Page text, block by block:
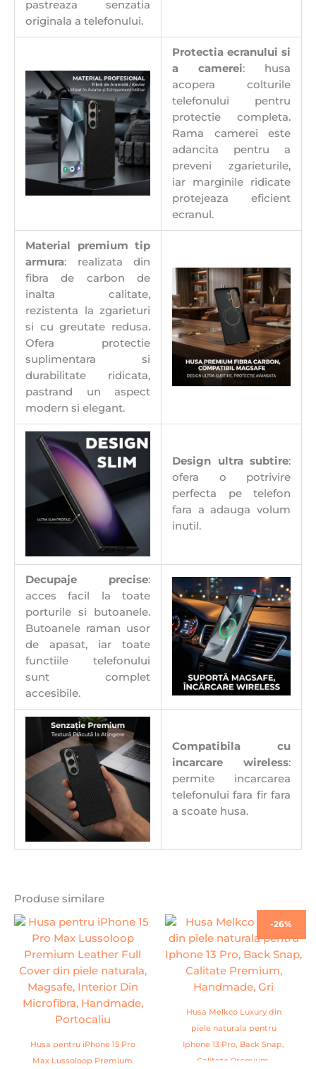
pastreaza senzatia
originala a telefonului.
Protectia ecranului si
a camerei: husa
acopera colturile
telefonului pentru
protectie completa.
Rama camerei este
adancita pentru a
preveni zgarieturile,
iar marginile ridicate
protejeaza eficient
ecranul.
Material premium tip
armura: realizata din
fibra de carbon de
inalta calitate,
rezistenta la zgarieturi
si cu greutate redusa.
Ofera protectie
suplimentara si
durabilitate ridicata,
pastrand un aspect
modern si elegant.
Design ultra subtire:
ofera o potrivire
perfecta pe telefon
fara a adauga volum
inutil.
Decupaje precise:
acces facil la toate
porturile si butoanele.
Butoanele raman usor
de apasat, iar toate
functiile telefonului
sunt complet
accesibile.
Compatibila cu
incarcare wireless:
permite incarcarea
telefonului fara fir fara
a scoate husa.
Produse similare
Husa pentru iPhone 15 Pro
Max Lussoloop Premium
-26%
Husa Melkco Luxury din
piele naturala pentru
Iphone 13 Pro, Back Snap,
Calitate Premium,
Prețul
a
fost:
134,00 lei.
Prețul
este:
99,00